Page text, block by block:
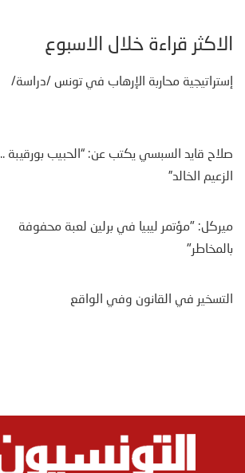
الأكثر قراءة خلال الأسبوع
إستراتيجية محاربة الإرهاب في تونس /دراسة/
صلاح قايد السبسي يكتب عن: “الحبيب بورقيبة ..
الزعيم الخالد”
ميركل: "مؤتمر ليبيا في برلين لعبة محفوفة
بالمخاطر"
التسخير في القانون وفي الواقع